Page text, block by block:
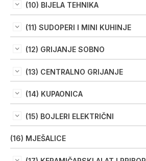
(10) BIJELA TEHNIKA
(11) SUDOPERI I MINI KUHINJE
(12) GRIJANJE SOBNO
(13) CENTRALNO GRIJANJE
(14) KUPAONICA
(15) BOJLERI ELEKTRIČNI
(16) MJEŠALICE